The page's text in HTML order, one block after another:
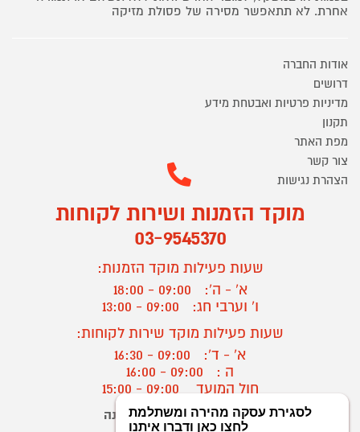
אחרת. לא תתאפשר מסירה של פסולת מזיקה
אודות החברה
דרושים
מדיניות פרטיות ואבטחת מידע
תקנון
מפת האתר
צור קשר
הצהרת נגישות
מוקד הזמנות ושירות לקוחות
03-9545370
שעות פעילות מוקד הזמנות:
א' - ה':
09:00 - 18:00
ו' וערבי חג:
09:00 - 13:00
שעות פעילות מוקד שירות לקוחות:
א' - ד':
09:00 - 16:30
ה :
09:00 - 16:00
חול המועד
? יצירת קשר/ביטול הזמנה